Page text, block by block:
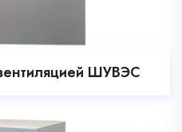
ШУВЭС